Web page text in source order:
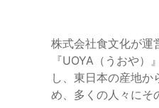
株式会社食文化が運
『UOYA（うおや
し、東日本の産地
め、多くの人々にそ